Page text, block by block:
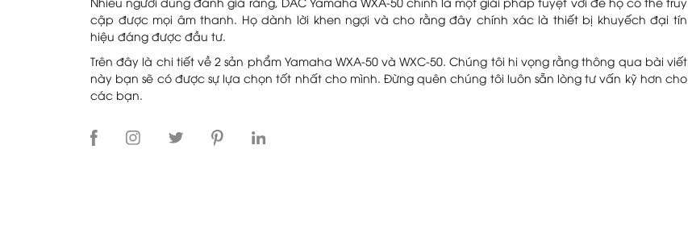
Nhiều người dùng đánh giá rằng, DAC Yamaha WXA-50 chính là một giải pháp tuyệt vời để họ có thể truy
cập được mọi âm thanh. Họ dành lời khen ngợi và cho rằng đây chính xác là thiết bị khuyếch đại tín
hiệu đáng được đầu tư.
Trên đây là chi tiết về 2 sản phẩm Yamaha WXA-50 và WXC-50. Chúng tôi hi vọng rằng thông qua bài viết
này bạn sẽ có được sự lựa chọn tốt nhất cho mình. Đừng quên chúng tôi luôn sẵn lòng tư vấn kỹ hơn cho
các bạn.